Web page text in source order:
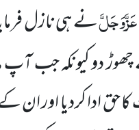
عَزَّوَجَلَّنے ہی نازل
چھوڑ دو کیونکہ جب آپ
حق ادا کردیا اور